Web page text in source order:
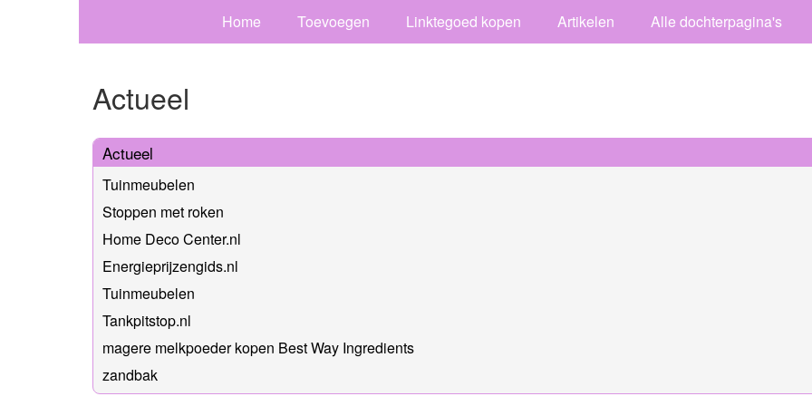
Home Toevoegen Linktegoed kopen Artikelen Alle dochterpagina's
Actueel
Actueel
Tuinmeubelen
Stoppen met roken
Home Deco Center.nl
Energieprijzengids.nl
Tuinmeubelen
Tankpitstop.nl
magere melkpoeder kopen Best Way Ingredients
zandbak